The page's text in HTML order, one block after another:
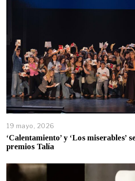
19 mayo, 2026
‘Calentamiento’ y ‘Los miserables’
premios Talía